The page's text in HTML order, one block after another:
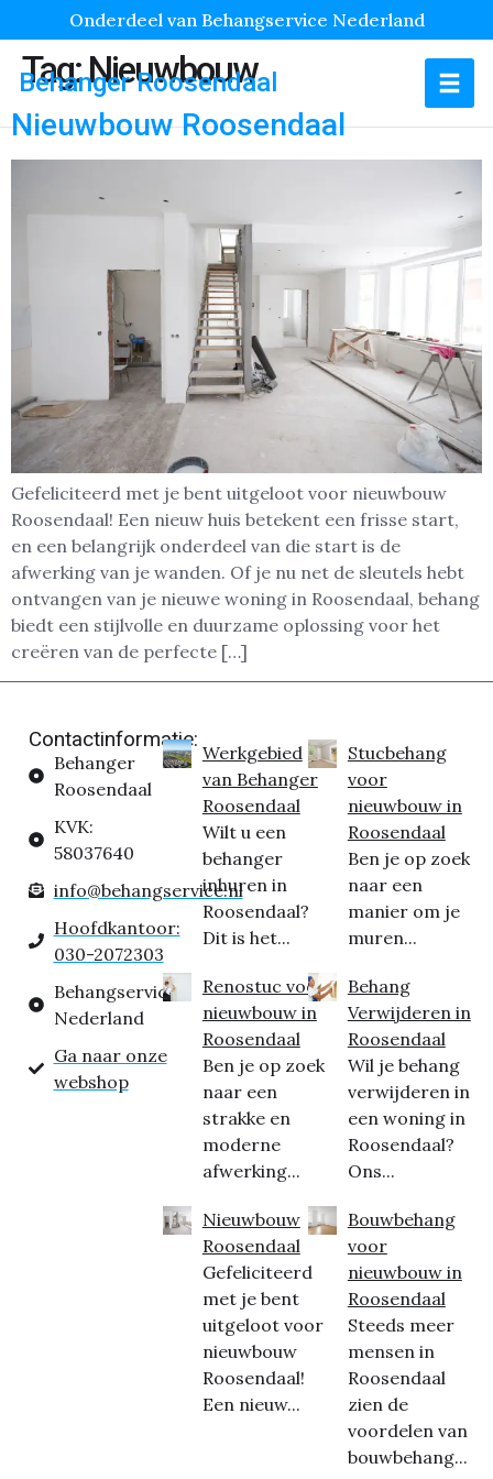
Onderdeel van Behangservice Nederland
Behanger Roosendaal
Tag:Nieuwbouw
Nieuwbouw Roosendaal
Gefeliciteerd met je bent uitgeloot voor nieuwbouw
Roosendaal! Een nieuw huis betekent een frisse start,
en een belangrijk onderdeel van die start is de
afwerking van je wanden. Of je nu net de sleutels hebt
ontvangen van je nieuwe woning in Roosendaal, behang
biedt een stijlvolle en duurzame oplossing voor het
creëren van de perfecte […]
Contactinformatie:
Behanger
Roosendaal
KVK:
58037640
info@behangservice.nl
Hoofdkantoor:
030-2072303
Behangservice
Nederland
Ga naar onze
webshop
Werkgebied
van Behanger
Roosendaal
Wilt u een
behanger
inhuren in
Roosendaal?
Dit is het...
Renostuc voor
nieuwbouw in
Roosendaal
Ben je op zoek
naar een
strakke en
moderne
afwerking...
Nieuwbouw
Roosendaal
Gefeliciteerd
met je bent
uitgeloot voor
nieuwbouw
Roosendaal!
Een nieuw...
Stucbehang
voor
nieuwbouw in
Roosendaal
Ben je op zoek
naar een
manier om je
muren...
Behang
Verwijderen in
Roosendaal
Wil je behang
verwijderen in
een woning in
Roosendaal?
Ons...
Bouwbehang
voor
nieuwbouw in
Roosendaal
Steeds meer
mensen in
Roosendaal
zien de
voordelen van
bouwbehang...